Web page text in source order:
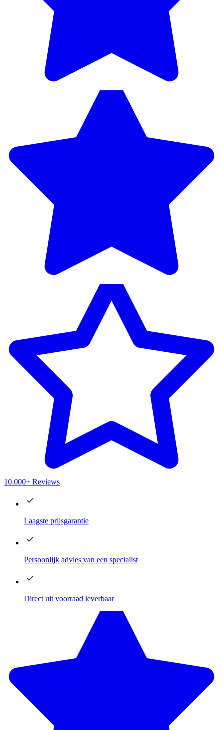
10.000+ Reviews
Laagste prijsgarantie
Persoonlijk advies van een specialist
Direct uit voorraad leverbaar